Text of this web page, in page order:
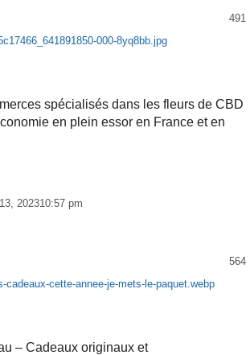
491
spécialisés dans les fleurs de CBD
en plein essor en France et en
202310:57 pm
564
– Cadeaux originaux et